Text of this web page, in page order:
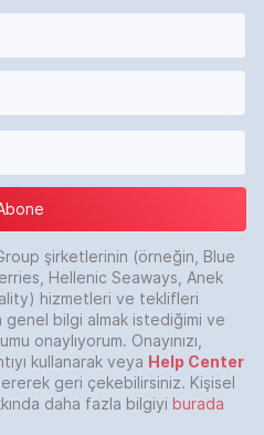
şirketlerinin (örneğin, Blue
Hellenic Seaways, Anek
hizmetleri ve teklifleri
genel bilgi almak istediğimi ve
onaylıyorum. Onayınızı,
kullanarak veya Help Center
geri çekebilirsiniz. Kişisel
daha fazla bilgiyi burada